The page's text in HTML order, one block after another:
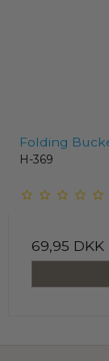
Folding
H-369
69,95 DKK